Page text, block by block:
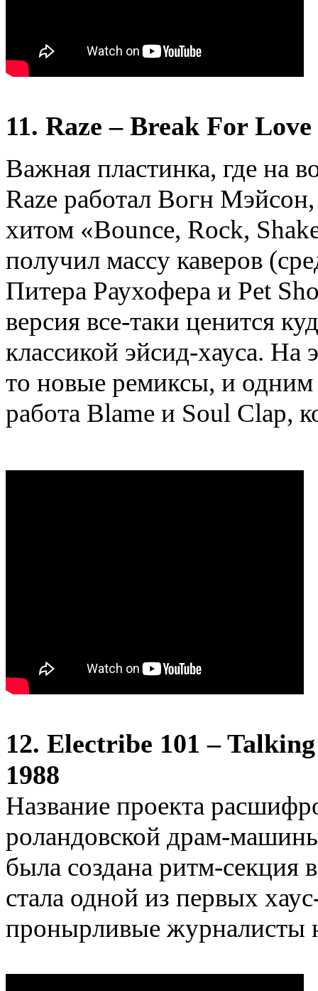
11. Raze – Break For
Важная пластинка, где на
Raze работал Вогн
хитом «Bounce, Rock,
получил массу каверов
Питера Раухофера и Pet
версия все-таки ценится
классикой эйсид-хауса. На
то новые ремиксы, и одним
работа Blame и Soul Clap,
12. Electribe 101 –
1988
Название проекта
роландовской драм-
была создана ритм-секция
стала одной из первых
пронырливые журналисты